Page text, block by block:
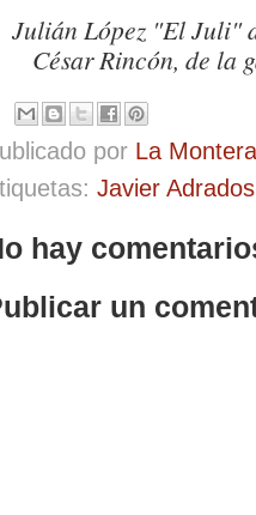
Julián López "El Juli"
César Rincón, de la
por La Montera
Javier
hay
un